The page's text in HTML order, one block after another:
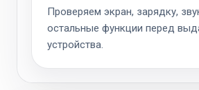
Проверяем экран, зарядку,
остальные функции перед
устройства.